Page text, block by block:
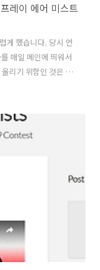
레이 에어 미스트
게 했습니다. 당시 언
매일 메인에 띄워서
리기 위함인 것은 알
장사를 해서 전국
플루라는 항바이러
과도한 공포였습니
년 1월 신종 코로나 바